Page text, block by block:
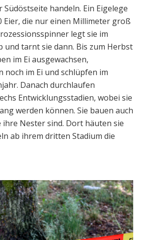
Südöstseite handeln. Ein Eigelege
Eier, die nur einen Millimeter groß
legt sie im
und tarnt sie dann. Bis zum Herbst
im Ei ausgewachsen,
noch im Ei und schlüpfen im
Danach durchlaufen
Entwicklungsstadien, wobei sie
werden können. Sie bauen auch
ihre Nester sind. Dort häuten sie
ab ihrem dritten Stadium die